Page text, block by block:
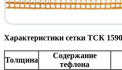
Характеристики сетки ТСК 1590
Толщина
Содержание
тефлона